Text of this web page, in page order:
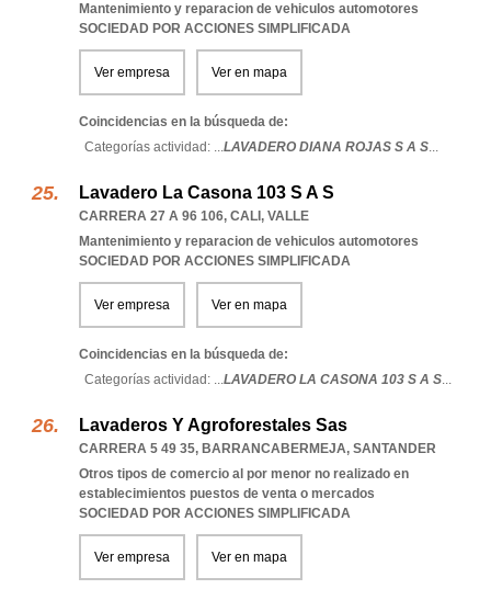
Mantenimiento y reparacion de vehiculos automotores
SOCIEDAD POR ACCIONES SIMPLIFICADA
Ver empresa Ver en mapa
Coincidencias en la búsqueda de:
Categorías actividad: ...LAVADERO DIANA ROJAS S A S...
Lavadero La Casona 103 S A S
CARRERA 27 A 96 106, CALI , VALLE
Mantenimiento y reparacion de vehiculos automotores
SOCIEDAD POR ACCIONES SIMPLIFICADA
Ver empresa Ver en mapa
Coincidencias en la búsqueda de:
Categorías actividad: ...LAVADERO LA CASONA 103 S A S...
Lavaderos Y Agroforestales Sas
CARRERA 5 49 35, BARRANCABERMEJA, SANTANDER
Otros tipos de comercio al por menor no realizado en
establecimientos puestos de venta o mercados
SOCIEDAD POR ACCIONES SIMPLIFICADA
Ver empresa Ver en mapa